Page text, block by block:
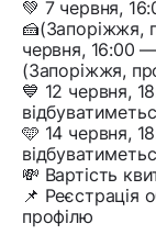
💚 7 червня,
🍰(Запоріжжя,
червня, 16:00
(Запоріжжя,
💙 12 червня,
🩵 14 червня,
💸 Вартість
📌 Реєстрація
профілю